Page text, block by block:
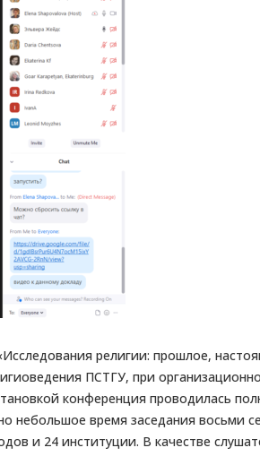
религии: прошлое,
ПСТГУ, при
конференция проводилась
небольшое время заседания восьми
и 24 институции. В качестве